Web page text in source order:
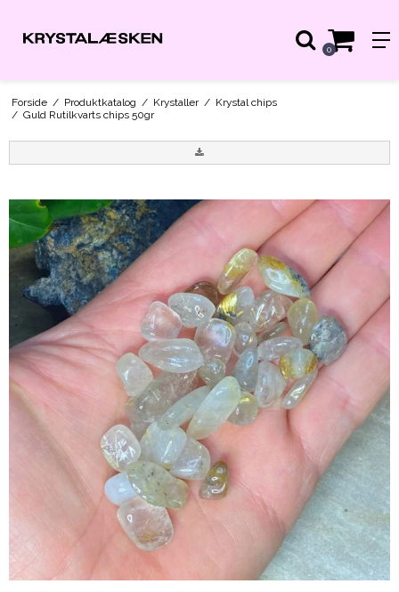
0
Forside / Produktkatalog / Krystaller / Krystal chips
/ Guld Rutilkvarts chips 50gr